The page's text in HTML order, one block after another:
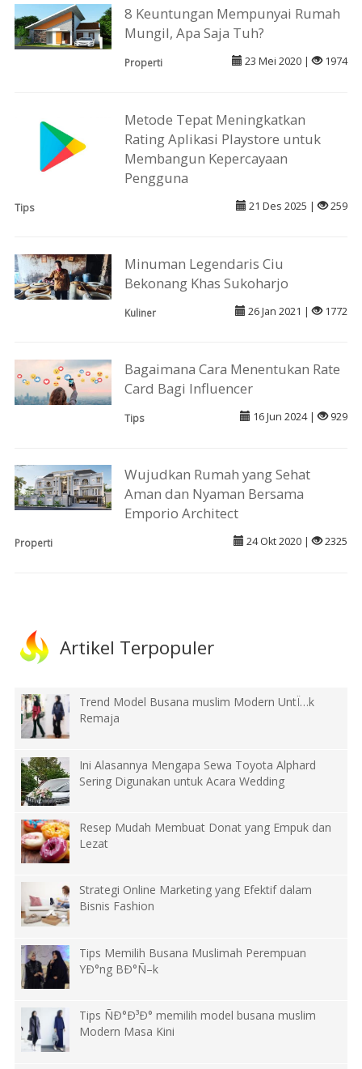
8 Keuntungan Mempunyai Rumah
Mungil, Apa Saja Tuh?
Properti 23 Mei 2020 | 1974
Metode Tepat Meningkatkan
Rating Aplikasi Playstore untuk
Membangun Kepercayaan
Pengguna
Tips 21 Des 2025 | 259
Minuman Legendaris Ciu
Bekonang Khas Sukoharjo
Kuliner 26 Jan 2021 | 1772
Bagaimana Cara Menentukan Rate
Card Bagi Influencer
Tips 16 Jun 2024 | 929
Wujudkan Rumah yang Sehat
Aman dan Nyaman Bersama
Emporio Architect
Properti 24 Okt 2020 | 2325
Artikel Terpopuler
Trend Model Busana muslim Modern UntÏ…k
Remaja
Ini Alasannya Mengapa Sewa Toyota Alphard
Sering Digunakan untuk Acara Wedding
Resep Mudah Membuat Donat yang Empuk dan
Lezat
Strategi Online Marketing yang Efektif dalam
Bisnis Fashion
Tips Memilih Busana Muslimah Perempuan
YÐ°ng BÐ°Ñ–k
Tips ÑÐ°Ð³Ð° memilih model busana muslim
Modern Masa Kini